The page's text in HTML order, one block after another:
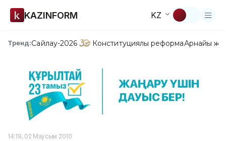
KAZINFORM KZ
Тренд:Сайлау-2026 Конституциялық реформаАрнайы
14:19, 02 Маусым 2010